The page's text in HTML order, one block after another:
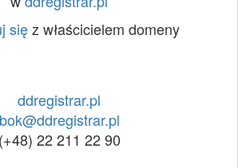
sięz właścicielem domeny
ddregistrar.pl
bok@ddregistrar.pl
(+48) 22 211 22 90